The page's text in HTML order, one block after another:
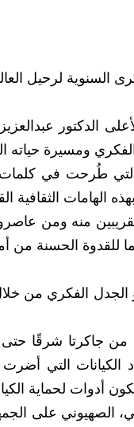
السنوية لرحيل
الدكتور
ومسيرة حياته
طُرحت في
الثقافية
منه ومن
للقدوة الحسنة من
الفكري من
جاكرتا شرقًا حتى
التي
أدوات لحماية
الصهيوني على